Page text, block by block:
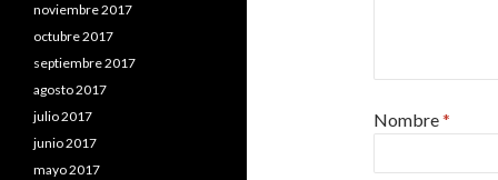
Nombre*
noviembre 2017
octubre 2017
septiembre 2017
agosto 2017
julio 2017
junio 2017
mayo 2017